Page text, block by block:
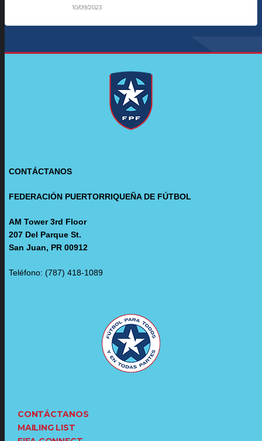
10/09/2023
CONTÁCTANOS
FEDERACIÓN PUERTORRIQUEÑA DE FÚTBOL
AM Tower 3rd Floor
207 Del Parque St.
San Juan, PR 00912
Teléfono: (787) 418-1089
CONTÁCTANOS
MAILING LIST